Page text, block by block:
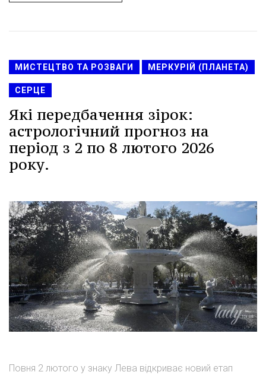
МИСТЕЦТВО ТА РОЗВАГИ МЕРКУРІЙ (ПЛАНЕТА)
СЕРЦЕ
Які передбачення зірок:
астрологічний прогноз на
період з 2 по 8 лютого 2026
року.
Повня 2 лютого у знаку Лева відкриває новий етап